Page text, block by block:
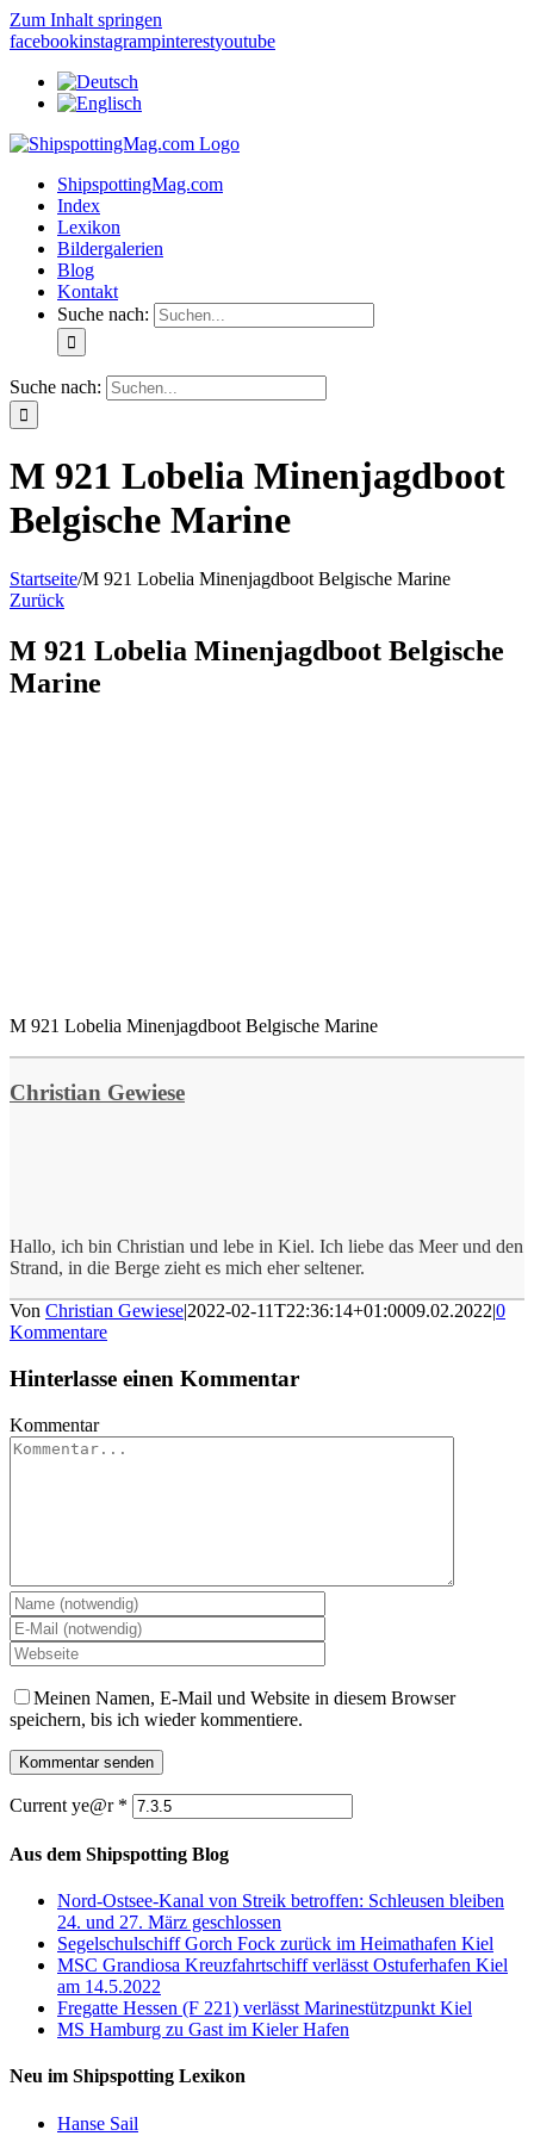
Zum Inhalt springen
facebookinstagrampinterestyoutube
ShipspottingMag.com
Index
Lexikon
Bildergalerien
Blog
Kontakt
Suche nach:
Suche nach:
M 921 Lobelia Minenjagdboot
Belgische Marine
Startseite/M 921 Lobelia Minenjagdboot Belgische Marine
Zurück
M 921 Lobelia Minenjagdboot Belgische
Marine
M 921 Lobelia Minenjagdboot Belgische Marine
Christian Gewiese
Hallo, ich bin Christian und lebe in Kiel. Ich liebe das Meer und den
Strand, in die Berge zieht es mich eher seltener.
Von Christian Gewiese|2022-02-11T22:36:14+01:0009.02.2022|0
Kommentare
Hinterlasse einen Kommentar
Kommentar
Meinen Namen, E-Mail und Website in diesem Browser
speichern, bis ich wieder kommentiere.
Current ye@r *
Aus dem Shipspotting Blog
Nord-Ostsee-Kanal von Streik betroffen: Schleusen bleiben
24. und 27. März geschlossen
Segelschulschiff Gorch Fock zurück im Heimathafen Kiel
MSC Grandiosa Kreuzfahrtschiff verlässt Ostuferhafen Kiel
am 14.5.2022
Fregatte Hessen (F 221) verlässt Marinestützpunkt Kiel
MS Hamburg zu Gast im Kieler Hafen
Neu im Shipspotting Lexikon
Hanse Sail